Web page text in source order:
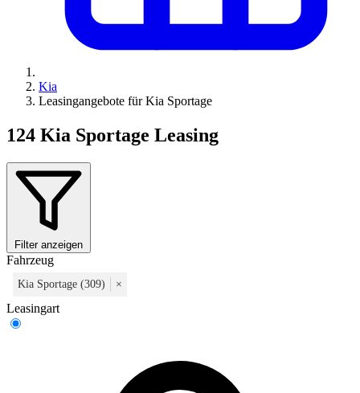
Kia
Leasingangebote für Kia Sportage
124 Kia Sportage Leasing
Filter anzeigen
Fahrzeug
Kia Sportage (309) ×
Leasingart